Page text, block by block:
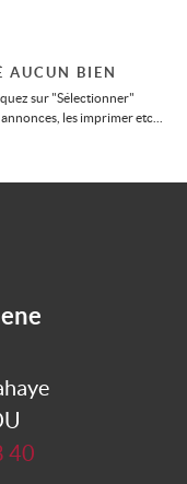
AUCUN BIEN
sur "Sélectionner"
les imprimer etc...
40